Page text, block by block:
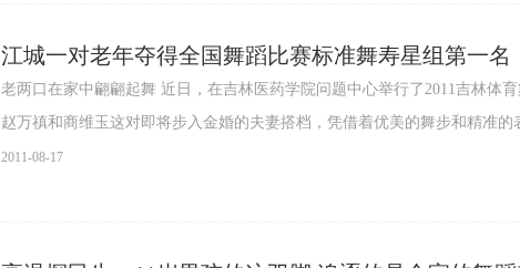
江城一对老年夺得全国舞蹈比赛标准舞寿星组第一名
老两口在家中翩翩起舞 近日，在吉林医药学院问题中心举行了2011吉林体
赵万禛和商维玉这对即将步入金婚的夫妻搭档，凭借着优美的舞步和精准
2011-08-17